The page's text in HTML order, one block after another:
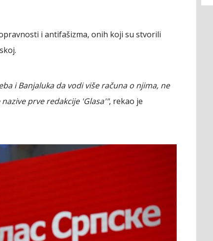
i antifašizma, onih koji su stvorili
i Banjaluka da vodi više računa o njima, ne
prve redakcije 'Glasa'", rekao je